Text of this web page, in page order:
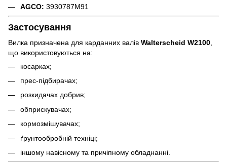
AGCO: 3930787M91
Застосування
Вилка призначена для карданних валів Walterscheid W2100
що використовуються на:
косарках;
прес-підбирачах;
розкидачах добрив;
обприскувачах;
кормозмішувачах;
ґрунтообробній техніці;
іншому навісному та причіпному обладнанні.